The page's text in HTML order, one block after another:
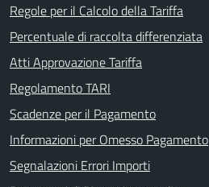
Regole per il Calcolo della Tariffa
Percentuale di raccolta differenziata
Atti Approvazione Tariffa
Regolamento TARI
Scadenze per il Pagamento
Informazioni per Omesso Pagamento
Segnalazioni Errori Importi